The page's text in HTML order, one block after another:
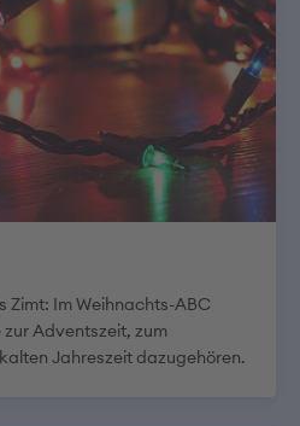
Zimt: Im Weihnachts-ABC
Adventszeit, zum
Jahreszeit dazugehören.